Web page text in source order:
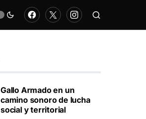
Gallo Armado en un
camino sonoro de lucha
social y territorial